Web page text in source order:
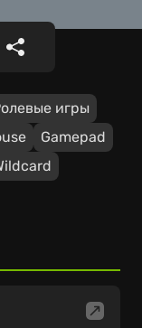
игры
Gamepad
Поделиться